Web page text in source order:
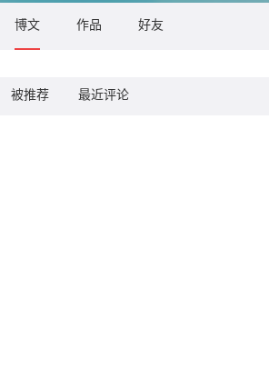
博文 作品 好友
被推荐 最近评论